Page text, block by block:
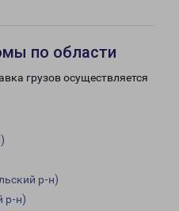
по области
грузов осуществляется
р-н)
р-н)